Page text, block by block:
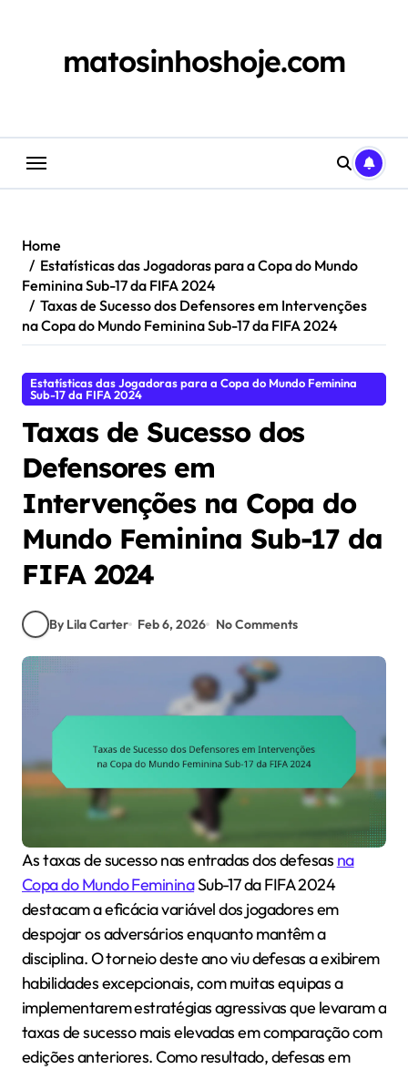
matosinhoshoje.com
Home
Estatísticas das Jogadoras para a Copa do Mundo
Feminina Sub-17 da FIFA 2024
Taxas de Sucesso dos Defensores em Intervenções
na Copa do Mundo Feminina Sub-17 da FIFA 2024
Estatísticas das Jogadoras para a Copa do Mundo Feminina
Sub-17 da FIFA 2024
Taxas de Sucesso dos
Defensores em
Intervenções na Copa do
Mundo Feminina Sub-17 da
FIFA 2024
By Lila Carter Feb 6, 2026 No Comments
As taxas de sucesso nas entradas dos defesas na
Copa do Mundo FemininaSub-17 da FIFA 2024
destacam a eficácia variável dos jogadores em
despojar os adversários enquanto mantêm a
disciplina. O torneio deste ano viu defesas a exibirem
habilidades excepcionais, com muitas equipas a
implementarem estratégias agressivas que levaram a
taxas de sucesso mais elevadas em comparação com
edições anteriores. Como resultado, defesas em